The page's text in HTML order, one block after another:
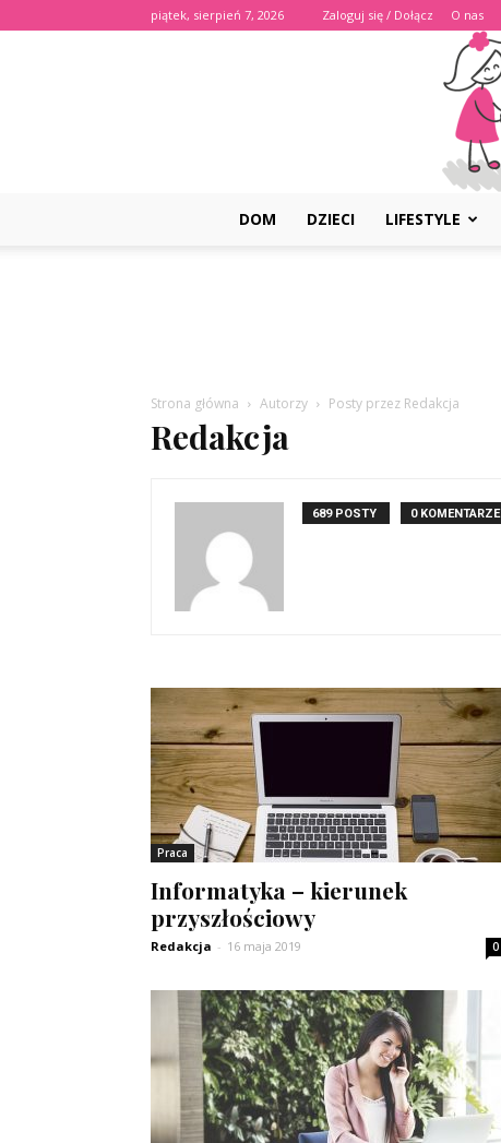
piątek, sierpień 7, 2026 Zaloguj się / Dołącz O nas
DOM DZIECI LIFESTYLE
Strona główna Autorzy Posty przez Redakcja
Redakcja
689 POSTY 0 KOMENTARZE
Praca
Informatyka – kierunek
przyszłościowy
Redakcja - 16 maja 2019 0